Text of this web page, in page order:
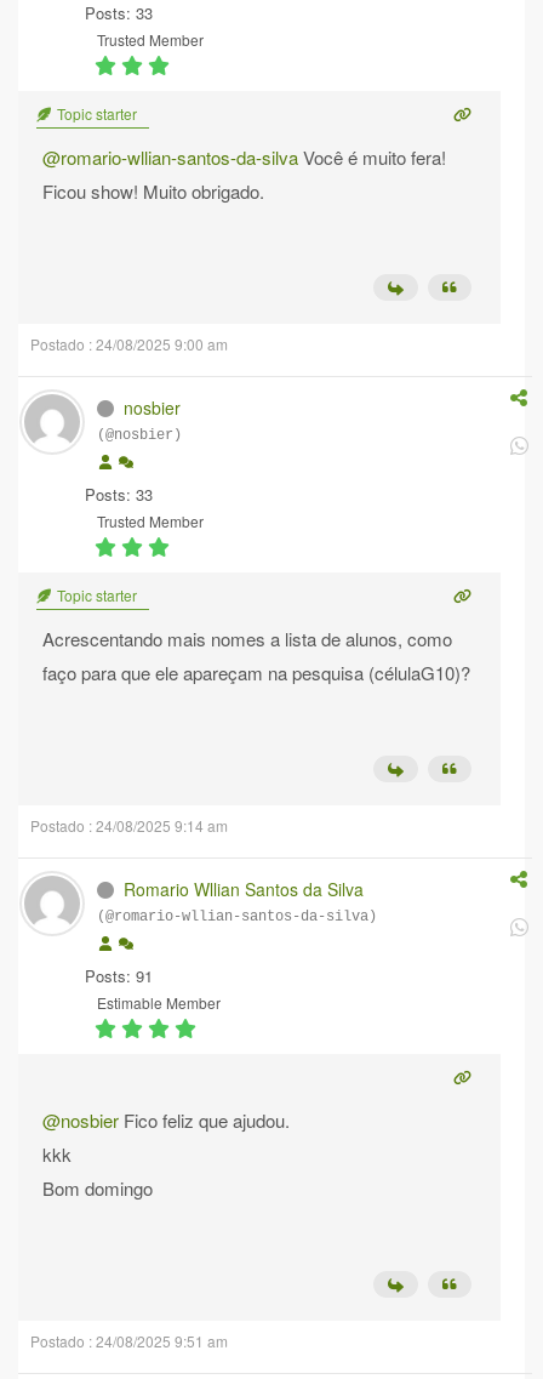
Posts: 33
Trusted Member
Topic starter
@romario-wllian-santos-da-silvaVocê é muito fera!
Ficou show! Muito obrigado.
Postado : 24/08/2025 9:00 am
nosbier
(@nosbier)
Posts: 33
Trusted Member
Topic starter
Acrescentando mais nomes a lista de alunos, como
faço para que ele apareçam na pesquisa (célulaG10)?
Postado : 24/08/2025 9:14 am
Romario Wllian Santos da Silva
(@romario-wllian-santos-da-silva)
Posts: 91
Estimable Member
@nosbier Fico feliz que ajudou.
kkk
Bom domingo
Postado : 24/08/2025 9:51 am